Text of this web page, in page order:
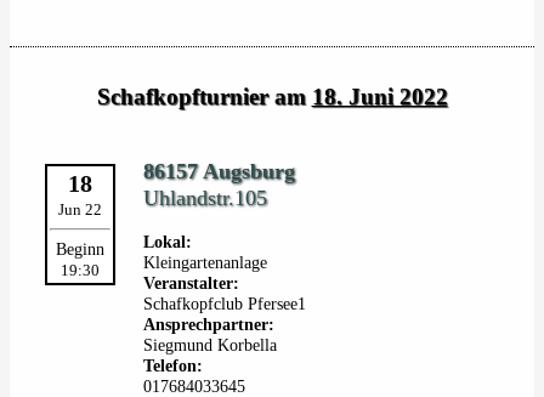
Schafkopfturnier am 18. Juni 2022
18
Jun 22
Beginn
19:30
86157 Augsburg
Uhlandstr.105
Lokal:
Kleingartenanlage
Veranstalter:
Schafkopfclub Pfersee1
Ansprechpartner:
Siegmund Korbella
Telefon:
017684033645